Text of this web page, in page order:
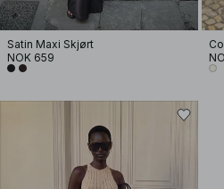
Satin Maxi Skjørt
NOK 659